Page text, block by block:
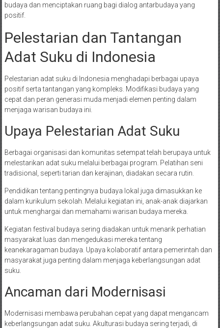
budaya dan menciptakan ruang bagi dialog antarbudaya yang
positif.
Pelestarian dan Tantangan
Adat Suku di Indonesia
Pelestarian adat suku di Indonesia menghadapi berbagai upaya
positif serta tantangan yang kompleks. Modifikasi budaya yang
cepat dan peran generasi muda menjadi elemen penting dalam
menjaga warisan budaya ini.
Upaya Pelestarian Adat Suku
Berbagai organisasi dan komunitas setempat telah berupaya untuk
melestarikan adat suku melalui berbagai program. Pelatihan seni
tradisional, seperti tarian dan kerajinan, diadakan secara rutin.
Pendidikan tentang pentingnya budaya lokal juga dimasukkan ke
dalam kurikulum sekolah. Melalui kegiatan ini, anak-anak diajarkan
untuk menghargai dan memahami warisan budaya mereka.
Kegiatan festival budaya sering diadakan untuk menarik perhatian
masyarakat luas dan mengedukasi mereka tentang
keanekaragaman budaya. Upaya kolaboratif antara pemerintah dan
masyarakat juga penting dalam menjaga keberlangsungan adat
suku.
Ancaman dari Modernisasi
Modernisasi membawa perubahan cepat yang dapat mengancam
keberlangsungan adat suku. Akulturasi budaya sering terjadi, di